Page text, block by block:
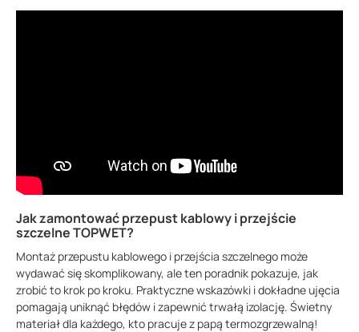
Jak zamontować przepust kablowy i przejście
szczelne TOPWET?
Montaż przepustu kablowego i przejścia szczelnego może
wydawać się skomplikowany, ale ten poradnik pokazuje, jak
zrobić to krok po kroku. Praktyczne wskazówki i dokładne ujęcia
pomagają uniknąć błędów i zapewnić trwałą izolację. Świetny
materiał dla każdego, kto pracuje z papą termozgrzewalną!